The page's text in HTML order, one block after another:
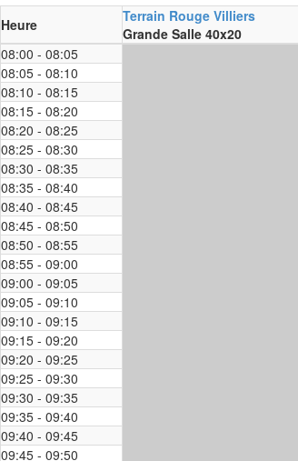
Heure
Terrain Rouge Villiers
Grande Salle 40x20
08:00 - 08:05
08:05 - 08:10
08:10 - 08:15
08:15 - 08:20
08:20 - 08:25
08:25 - 08:30
08:30 - 08:35
08:35 - 08:40
08:40 - 08:45
08:45 - 08:50
08:50 - 08:55
08:55 - 09:00
09:00 - 09:05
09:05 - 09:10
09:10 - 09:15
09:15 - 09:20
09:20 - 09:25
09:25 - 09:30
09:30 - 09:35
09:35 - 09:40
09:40 - 09:45
09:45 - 09:50